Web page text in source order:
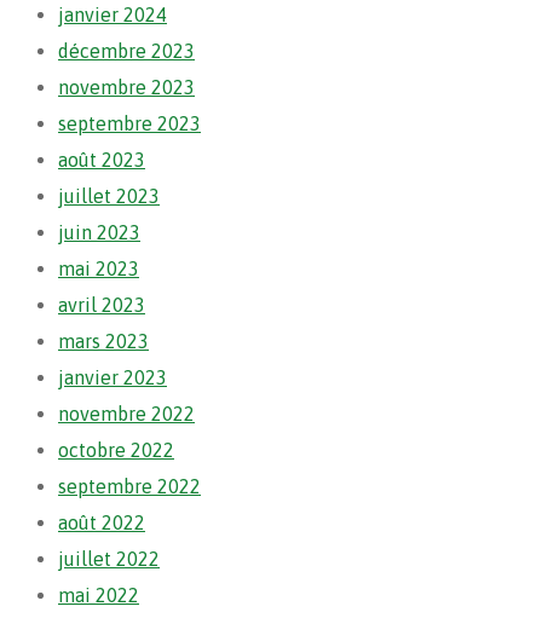
janvier 2024
décembre 2023
novembre 2023
septembre 2023
août 2023
juillet 2023
juin 2023
mai 2023
avril 2023
mars 2023
janvier 2023
novembre 2022
octobre 2022
septembre 2022
août 2022
juillet 2022
mai 2022